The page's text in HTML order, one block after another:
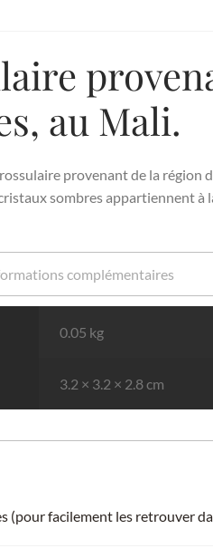
au Mali.
provenant de la région
sombres appartiennent à
complémentaires
0.05 kg
3.2 × 3.2 × 2.8 cm
(pour facilement les retrouver